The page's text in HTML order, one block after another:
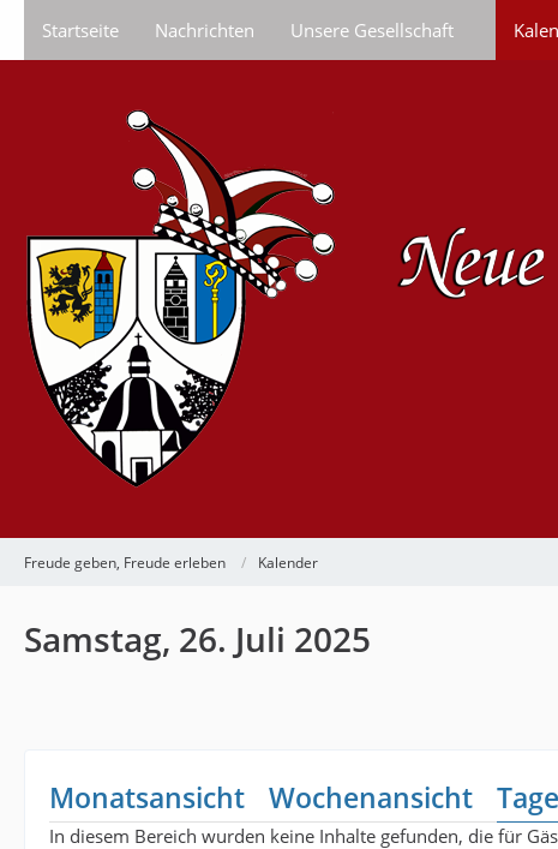
Startseite Nachrichten Unsere Gesellschaft
Freude geben, Freude erleben Kalender
Samstag, 26. Juli 2025
Monatsansicht Wochenansicht
In diesem Bereich wurden keine Inhalte gefunden, die für